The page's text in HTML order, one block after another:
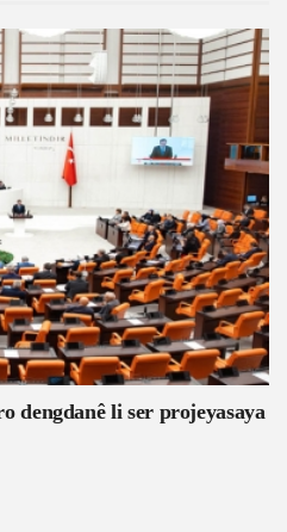
dengdanê li ser projeyasaya